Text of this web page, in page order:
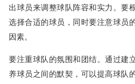
出球员来调整球队阵容和实力。要
选择合适的球员，同时要注意球员
因素。
要注重球队的氛围和团结。通过建
养球员之间的默契，可以提高球队